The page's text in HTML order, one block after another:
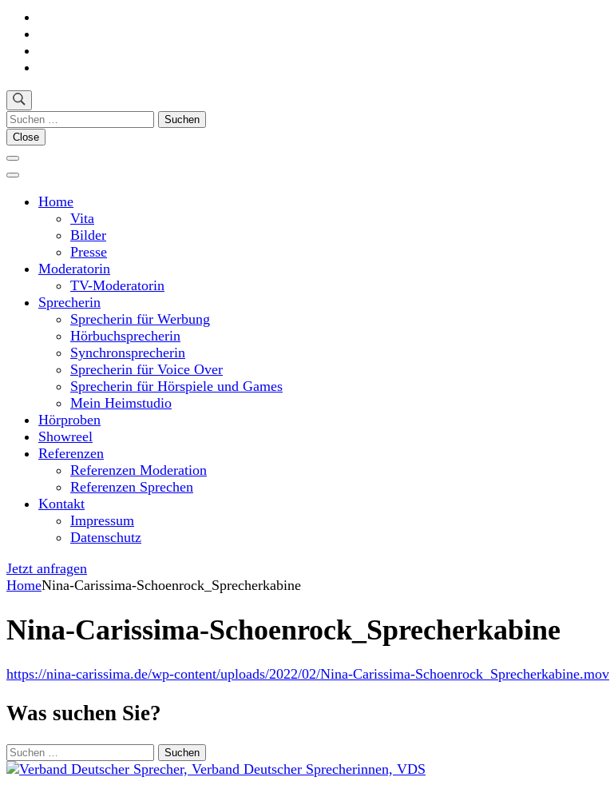
Nina-Carissima Schönrock
Suchen
nach:
Close
Home
Vita
Bilder
Presse
Moderatorin
TV-Moderatorin
Sprecherin
Sprecherin für Werbung
Hörbuchsprecherin
Synchronsprecherin
Sprecherin für Voice Over
Sprecherin für Hörspiele und Games
Mein Heimstudio
Hörproben
Showreel
Referenzen
Referenzen Moderation
Referenzen Sprechen
Kontakt
Impressum
Datenschutz
Jetzt anfragen
HomeNina-Carissima-Schoenrock_Sprecherkabine
Nina-Carissima-Schoenrock_Sprecherkabine
https://nina-carissima.de/wp-content/uploads/2022/02/Nina-Carissima-Schoenrock_Sprecherkabine.mov
Was suchen Sie?
Suchen
nach: